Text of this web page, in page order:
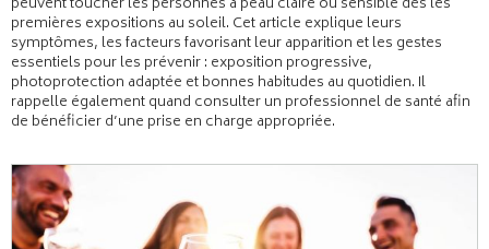
premières expositions au soleil. Cet article explique leurs
symptômes, les facteurs favorisant leur apparition et les gestes
essentiels pour les prévenir : exposition progressive,
photoprotection adaptée et bonnes habitudes au quotidien. Il
rappelle également quand consulter un professionnel de santé afin
de bénéficier d’une prise en charge appropriée.